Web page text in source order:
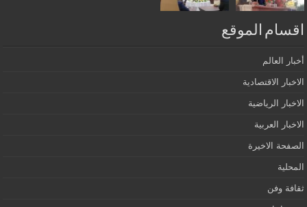
اقسام الموقع
أخبار العالم
الاخبار الاقتصادية
الاخبار الرياضية
الاخبار العربية
الصفحة الاخيرة
المحلية
ثقافة وفن